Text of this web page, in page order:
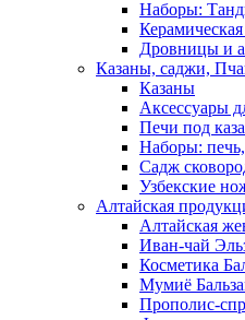
Наборы:
Дровницы и
Казаны, саджи,
Казаны
Аксессуары
Печи под
Наборы:
Садж
Узбекские
Алтайская
Алтайская
Иван-чай
Косметика
Мумиё
Прополис-